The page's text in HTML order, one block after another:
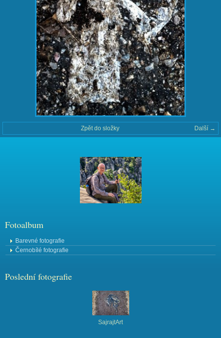
Další →
Zpět do složky
Fotoalbum
Barevné fotografie
Černobílé fotografie
Poslední fotografie
SajrajtArt